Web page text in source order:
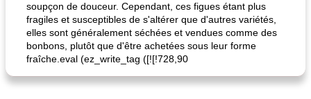
quinoa petit déjeuner méditerranéen poitrines de poulet grillées de jenny
soupçon de douceur. Cependant, ces figues étant plus
fragiles et susceptibles de s'altérer que d'autres variétés,
elles sont généralement séchées et vendues comme des
bonbons, plutôt que d'être achetées sous leur forme
fraîche.eval (ez_write_tag ([![!728,90